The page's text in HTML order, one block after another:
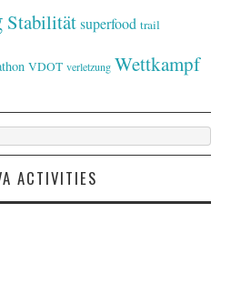
Stabilität superfood trail
VDOT verletzung Wettkampf
ACTIVITIES